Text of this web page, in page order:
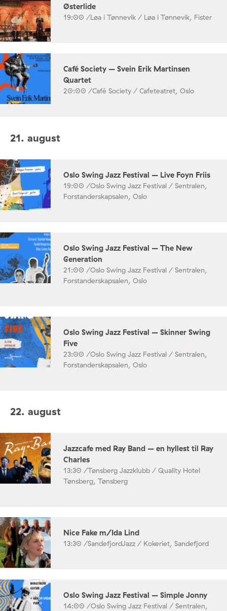
Østerlide
19:00 /Løa i Tønnevik / Løa i Tønnevik, Fister
Café Society – Svein Erik Martinsen
Quartet
20:00 /Café Society / Cafeteatret, Oslo
21. august
Oslo Swing Jazz Festival – Live Foyn Friis
19:00 /Oslo Swing Jazz Festival / Sentralen,
Forstanderskapsalen, Oslo
Oslo Swing Jazz Festival – The New
Generation
21:00 /Oslo Swing Jazz Festival / Sentralen,
Forstanderskapsalen, Oslo
Oslo Swing Jazz Festival – Skinner Swing
Five
23:00 /Oslo Swing Jazz Festival / Sentralen,
Forstanderskapsalen, Oslo
22. august
Jazzcafe med Ray Band – en hyllest til Ray
Charles
13:30 /Tønsberg Jazzklubb / Quality Hotel
Tønsberg, Tønsberg
Nice Fake m/Ida Lind
13:30 /SandefjordJazz / Kokeriet, Sandefjord
Oslo Swing Jazz Festival – Simple Jonny
14:00 /Oslo Swing Jazz Festival / Sentralen,